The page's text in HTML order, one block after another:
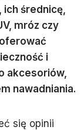
ich średnicę,
mróz czy
i
akcesoriów,
nawadniania.
się opinii